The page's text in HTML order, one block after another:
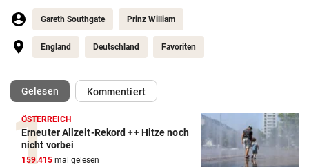
Gareth Southgate Prinz William
England Deutschland Favoriten
Gelesen(ausgewählt)Kommentiert
ÖSTERREICH
Erneuter Allzeit-Rekord ++ Hitze noch
nicht vorbei
159.415 mal gelesen
Action-Cam Vergleich
ZUM VERGLEICH